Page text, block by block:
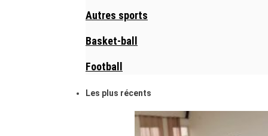
Autres sports
Basket-ball
Football
Les plus récents